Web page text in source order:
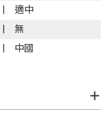
適中
無
中國